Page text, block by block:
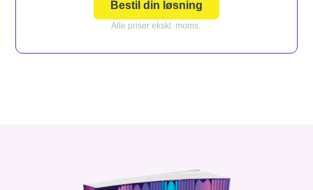
Bestil din løsning
Alle priser ekskl. moms.